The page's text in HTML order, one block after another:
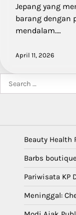
Jepang yang
barang dengan
mendalam.…
April 11, 2026
for:
Beauty Health
Barbs
Pariwisata KP
Meninggal: